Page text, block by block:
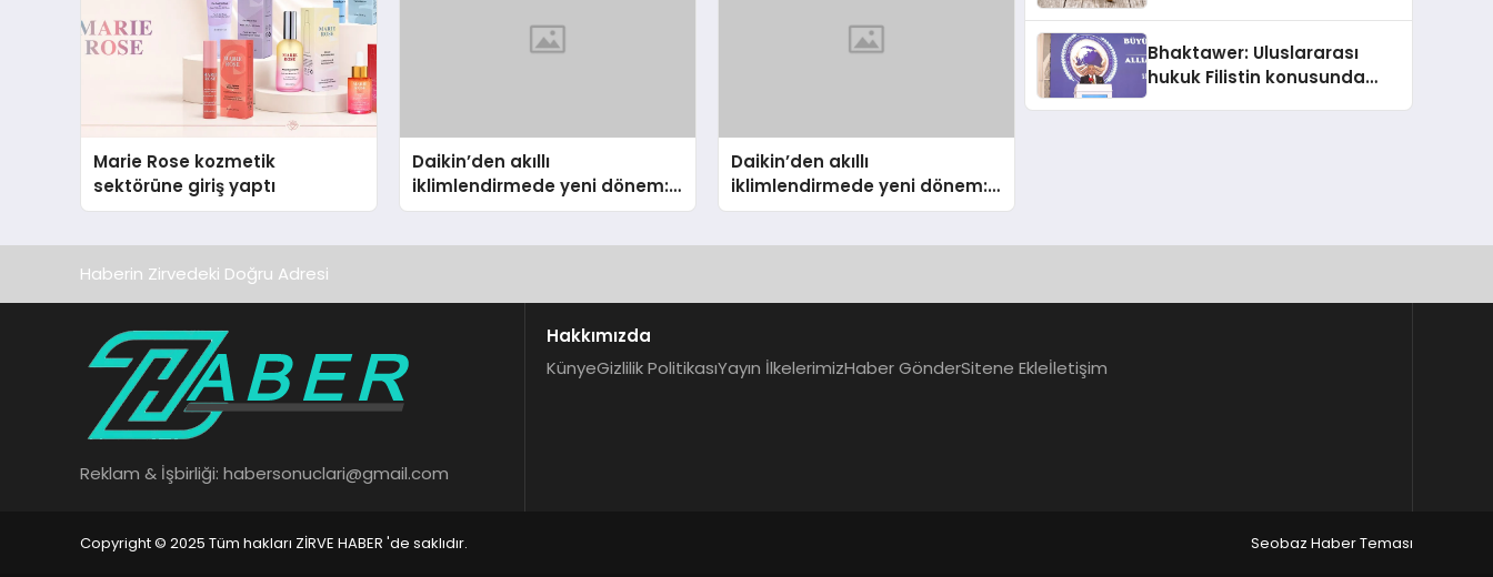
Marie Rose kozmetik
sektörüne giriş yaptı
Daikin’den akıllı
iklimlendirmede yeni dönem:
Madoka Plus Türkiye’de
Daikin’den akıllı
iklimlendirmede yeni dönem:
Madoka Plus Türkiye’de
Sindirildiğini Ortaya Koydu
Bhaktawer: Uluslararası
hukuk Filistin konusunda
Haberin Zirvedeki Doğru Adresi
Reklam & İşbirliği: habersonuclari@gmail.com
Hakkımızda
KünyeGizlilik PolitikasıYayın İlkelerimizHaber GönderSitene Ekleİletişim
Copyright © 2025 Tüm hakları ZİRVE HABER 'de saklıdır. Seobaz Haber Teması